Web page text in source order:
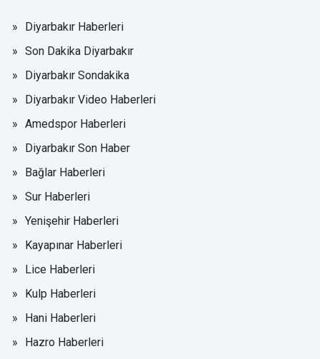
Diyarbakır Haberleri
Son Dakika Diyarbakır
Diyarbakır Sondakika
Diyarbakır Video Haberleri
Amedspor Haberleri
Diyarbakır Son Haber
Bağlar Haberleri
Sur Haberleri
Yenişehir Haberleri
Kayapınar Haberleri
Lice Haberleri
Kulp Haberleri
Hani Haberleri
Hazro Haberleri